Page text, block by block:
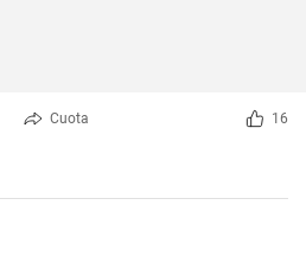
Cuota 16